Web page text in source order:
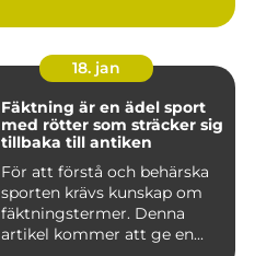
18. jan
Fäktning är en ädel sport
med rötter som sträcker sig
tillbaka till antiken
För att förstå och behärska
sporten krävs kunskap om
fäktningstermer. Denna
artikel kommer att ge en...